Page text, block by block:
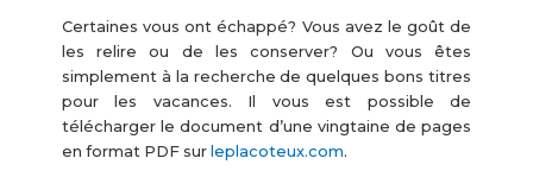
Certaines vous ont échappé? Vous avez le goût de
les relire ou de les conserver? Ou vous êtes
simplement à la recherche de quelques bons titres
pour les vacances. Il vous est possible de
télécharger le document d’une vingtaine de pages
en format PDF sur leplacoteux.com.